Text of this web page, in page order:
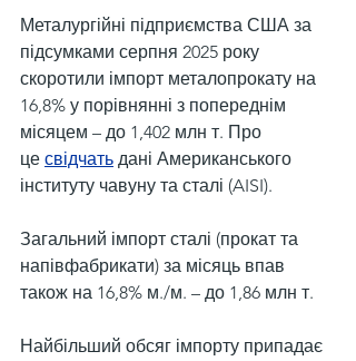
Металургійні підприємства США за
підсумками серпня 2025 року
скоротили імпорт металопрокату на
16,8% у порівнянні з попереднім
місяцем – до 1,402 млн т. Про
це свідчать дані Американського
інституту чавуну та сталі (AISI).
Загальний імпорт сталі (прокат та
напівфабрикати) за місяць впав
також на 16,8% м./м. – до 1,86 млн т.
Найбільший обсяг імпорту припадає